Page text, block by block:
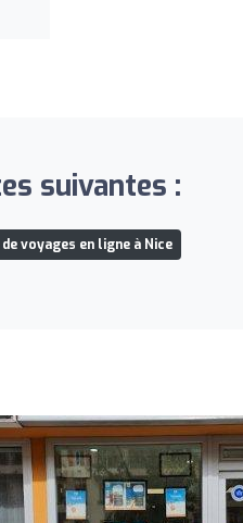
suivantes :
voyages en ligne à Nice